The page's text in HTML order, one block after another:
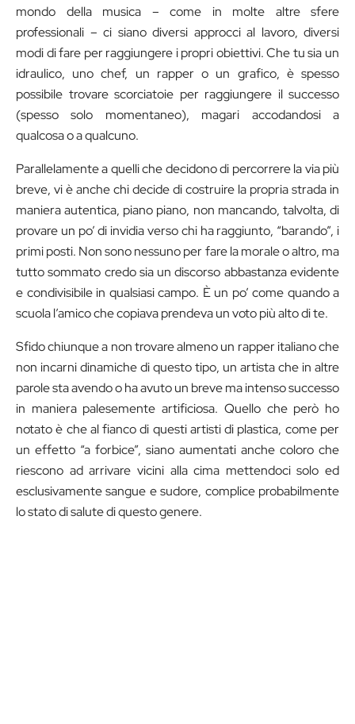
mondo della musica – come in molte altre sfere
professionali – ci siano diversi approcci al lavoro, diversi
modi di fare per raggiungere i propri obiettivi. Che tu sia un
idraulico, uno chef, un rapper o un grafico, è spesso
possibile trovare scorciatoie per raggiungere il successo
(spesso solo momentaneo), magari accodandosi a
qualcosa o a qualcuno.
Parallelamente a quelli che decidono di percorrere la via più
breve, vi è anche chi decide di costruire la propria strada in
maniera autentica, piano piano, non mancando, talvolta, di
provare un po’ di invidia verso chi ha raggiunto, “barando”, i
primi posti. Non sono nessuno per fare la morale o altro, ma
tutto sommato credo sia un discorso abbastanza evidente
e condivisibile in qualsiasi campo. È un po’ come quando a
scuola l’amico che copiava prendeva un voto più alto di te.
Sfido chiunque a non trovare almeno un rapper italiano che
non incarni dinamiche di questo tipo, un artista che in altre
parole sta avendo o ha avuto un breve ma intenso successo
in maniera palesemente artificiosa. Quello che però ho
notato è che al fianco di questi artisti di plastica, come per
un effetto “a forbice”, siano aumentati anche coloro che
riescono ad arrivare vicini alla cima mettendoci solo ed
esclusivamente sangue e sudore, complice probabilmente
lo stato di salute di questo genere.